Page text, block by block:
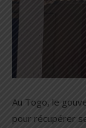
Au Togo, le
pour récupérer